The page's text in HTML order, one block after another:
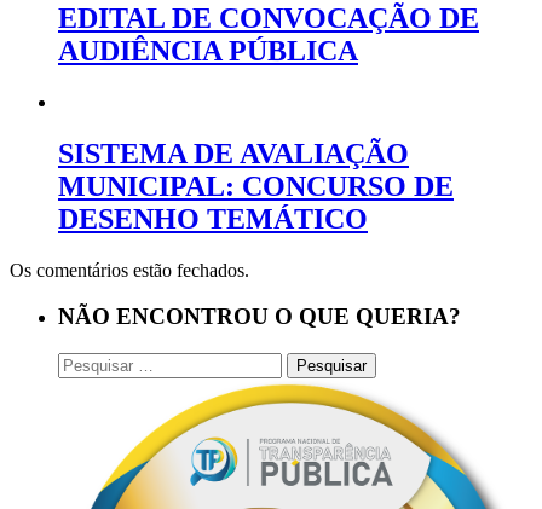
EDITAL DE CONVOCAÇÃO DE
AUDIÊNCIA PÚBLICA
SISTEMA DE AVALIAÇÃO
MUNICIPAL: CONCURSO DE
DESENHO TEMÁTICO
Os comentários estão fechados.
NÃO ENCONTROU O QUE QUERIA?
Pesquisar
por: